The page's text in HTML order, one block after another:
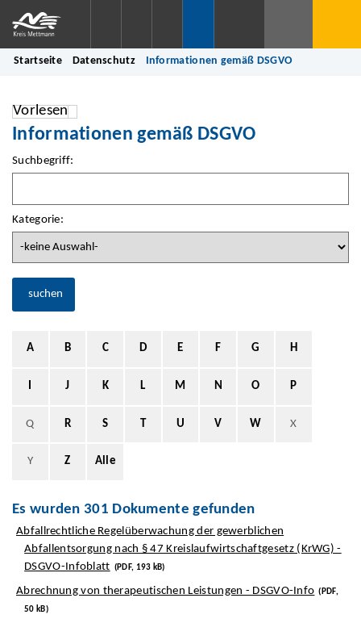
Startseite Datenschutz Informationen gemäß DSGVO
Vorlesen
Informationen gemäß DSGVO
Suchbegriff:
Kategorie:
suchen
A B C D E F G H
J K L M N O P
Q R S T U V W X
Y Z Alle
Es wurden 301 Dokumente gefunden
Abfallrechtliche Regelüberwachung der gewerblichen
Abfallentsorgung nach § 47 Kreislaufwirtschaftgesetz (KrWG) -
DSGVO-Infoblatt (PDF, 193 kB)
Abrechnung von therapeutischen Leistungen - DSGVO-Info (PDF,
50 kB)